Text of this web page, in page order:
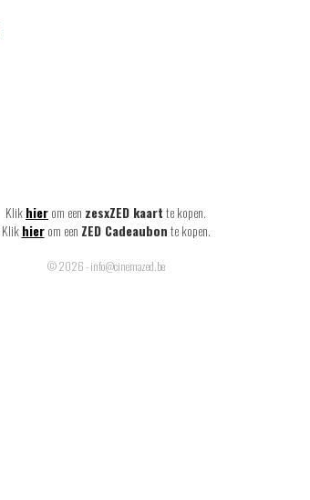
Klikhierom een zesxZED kaartte kopen.
Klik hier om een ZED Cadeaubonte kopen.
© 2026 - info@cinemazed.be